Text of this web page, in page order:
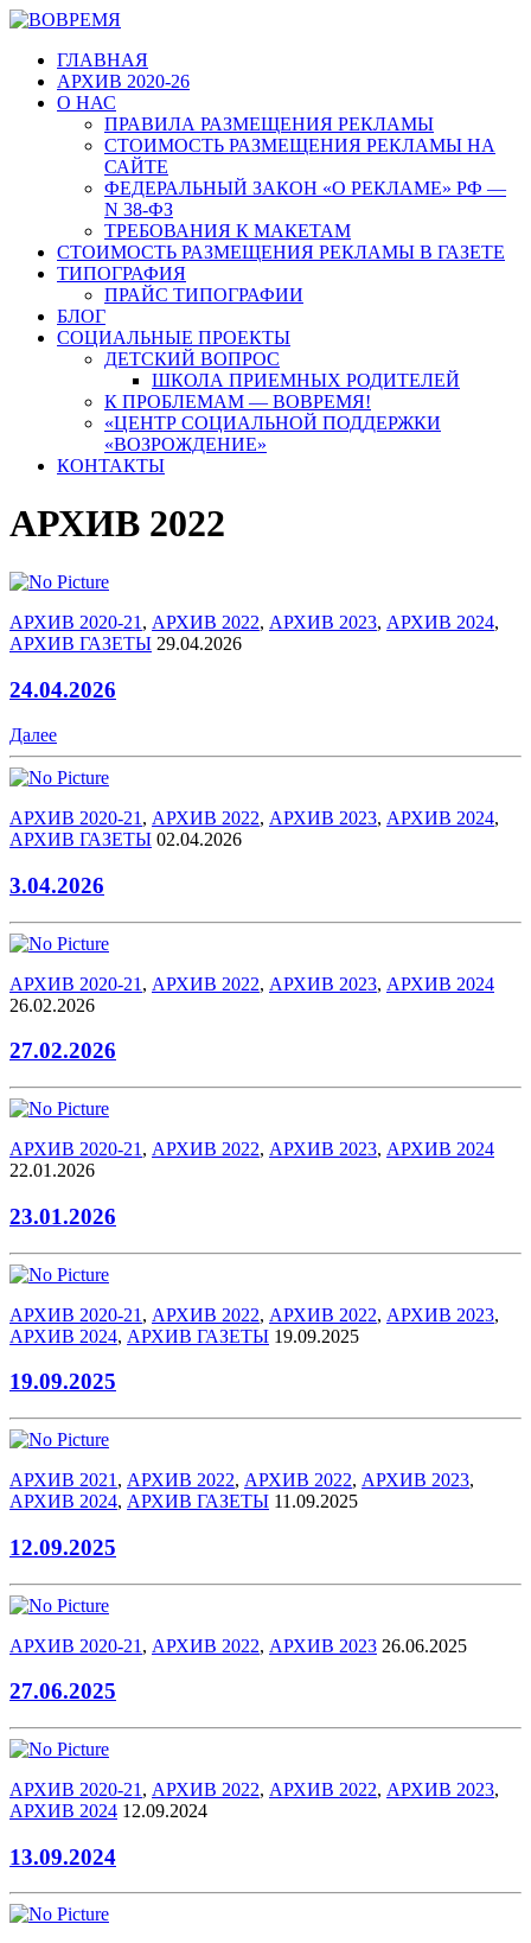
ГЛАВНАЯ
АРХИВ 2020-26
О НАС
ПРАВИЛА РАЗМЕЩЕНИЯ РЕКЛАМЫ
СТОИМОСТЬ РАЗМЕЩЕНИЯ РЕКЛАМЫ НА
САЙТЕ
ФЕДЕРАЛЬНЫЙ ЗАКОН «О РЕКЛАМЕ» РФ —
N 38-ФЗ
ТРЕБОВАНИЯ К МАКЕТАМ
СТОИМОСТЬ РАЗМЕЩЕНИЯ РЕКЛАМЫ В ГАЗЕТЕ
ТИПОГРАФИЯ
ПРАЙС ТИПОГРАФИИ
БЛОГ
СОЦИАЛЬНЫЕ ПРОЕКТЫ
ДЕТСКИЙ ВОПРОС
ШКОЛА ПРИЕМНЫХ РОДИТЕЛЕЙ
К ПРОБЛЕМАМ — ВОВРЕМЯ!
«ЦЕНТР СОЦИАЛЬНОЙ ПОДДЕРЖКИ
«ВОЗРОЖДЕНИЕ»
КОНТАКТЫ
АРХИВ 2022
АРХИВ 2020-21 , АРХИВ 2022, АРХИВ 2023, АРХИВ 2024,
АРХИВ ГАЗЕТЫ 29.04.2026
24.04.2026
Далее
АРХИВ 2020-21 , АРХИВ 2022, АРХИВ 2023, АРХИВ 2024,
АРХИВ ГАЗЕТЫ 02.04.2026
3.04.2026
АРХИВ 2020-21 , АРХИВ 2022, АРХИВ 2023, АРХИВ 2024
26.02.2026
27.02.2026
АРХИВ 2020-21 , АРХИВ 2022, АРХИВ 2023, АРХИВ 2024
22.01.2026
23.01.2026
АРХИВ 2020-21 , АРХИВ 2022, АРХИВ 2022, АРХИВ 2023,
АРХИВ 2024, АРХИВ ГАЗЕТЫ 19.09.2025
19.09.2025
АРХИВ 2021 , АРХИВ 2022, АРХИВ 2022, АРХИВ 2023,
АРХИВ 2024, АРХИВ ГАЗЕТЫ 11.09.2025
12.09.2025
АРХИВ 2020-21 , АРХИВ 2022, АРХИВ 2023 26.06.2025
27.06.2025
АРХИВ 2020-21 , АРХИВ 2022, АРХИВ 2022, АРХИВ 2023,
АРХИВ 2024 12.09.2024
13.09.2024